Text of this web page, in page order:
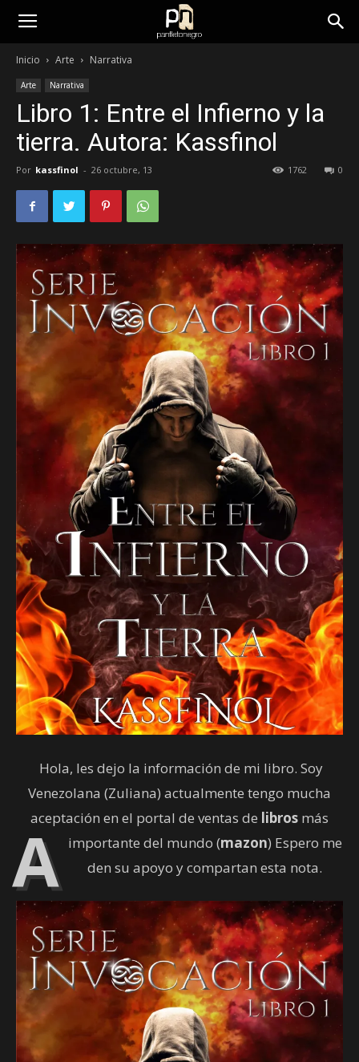
panfletonegro
Inicio Arte Narrativa
Arte Narrativa
Libro 1: Entre el Infierno y la
tierra. Autora: Kassfinol
Por kassfinol - 26 octubre, 13 0
1762
Hola, les dejo la información de mi libro. Soy
Venezolana (Zuliana) actualmente tengo mucha
aceptación en el portal de ventas de libros más
importante del mundo (
A mazon) Espero me
den su apoyo y compartan esta nota.